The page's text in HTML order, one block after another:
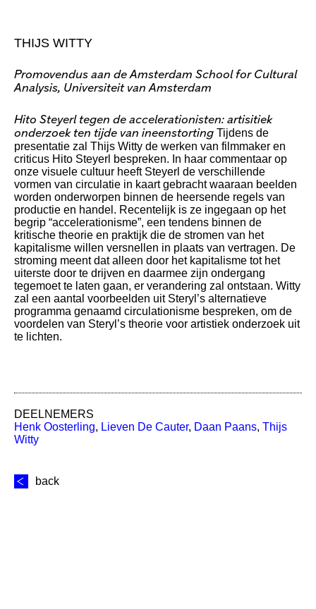
THIJS WITTY
Promovendus aan de Amsterdam School for Cultural
Analysis, Universiteit van Amsterdam
Hito Steyerl tegen de accelerationisten: artisitiek
onderzoek ten tijde van ineenstorting Tijdens de
presentatie zal Thijs Witty de werken van filmmaker en
criticus Hito Steyerl bespreken. In haar commentaar op
onze visuele cultuur heeft Steyerl de verschillende
vormen van circulatie in kaart gebracht waaraan beelden
worden onderworpen binnen de heersende regels van
productie en handel. Recentelijk is ze ingegaan op het
begrip “accelerationisme”, een tendens binnen de
kritische theorie en praktijk die de stromen van het
kapitalisme willen versnellen in plaats van vertragen. De
stroming meent dat alleen door het kapitalisme tot het
uiterste door te drijven en daarmee zijn ondergang
tegemoet te laten gaan, er verandering zal ontstaan. Witty
zal een aantal voorbeelden uit Steryl’s alternatieve
programma genaamd circulationisme bespreken, om de
voordelen van Steryl’s theorie voor artistiek onderzoek uit
te lichten.
DEELNEMERS
Henk Oosterling, Lieven De Cauter, Daan Paans, Thijs
Witty
back